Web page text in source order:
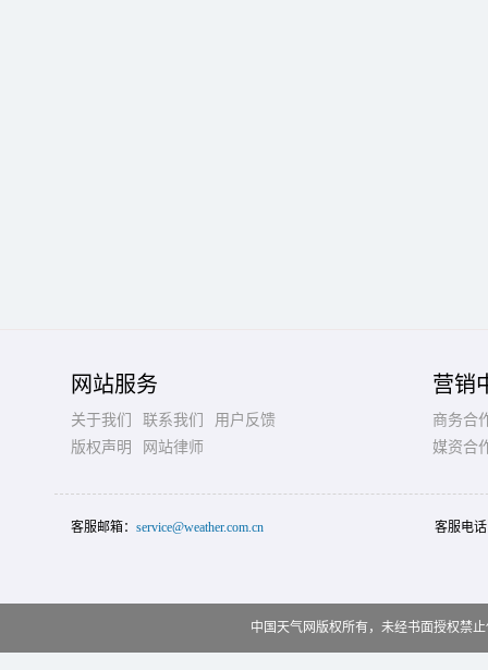
网站服务
关于我们 联系我们
用户反馈
版权声明
网站律师
营销
商务合
媒资合
客服邮箱： service@weather.com.cn 客服电
中国天气网版权所有，未经书面授权